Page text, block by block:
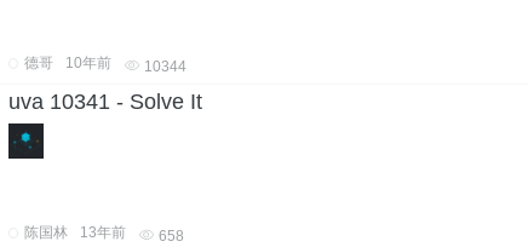
德哥
10年前 10344
uva 10341 - Solve It
陈国林
13年前 658